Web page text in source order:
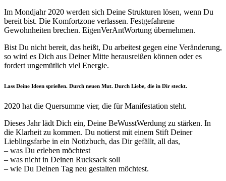
Im Mondjahr 2020 werden sich Deine Strukturen lösen, wenn Du
bereit bist. Die Komfortzone verlassen. Festgefahrene
Gewohnheiten brechen. EigenVerAntWortung übernehmen.
Bist Du nicht bereit, das heißt, Du arbeitest gegen eine Veränderung,
so wird es Dich aus Deiner Mitte herausreißen können oder es
fordert ungemütlich viel Energie.
Lass Deine Ideen sprießen. Durch neuen Mut. Durch Liebe, die in Dir steckt.
2020 hat die Quersumme vier, die für Manifestation steht.
Dieses Jahr lädt Dich ein, Deine BeWusstWerdung zu stärken. In
die Klarheit zu kommen. Du notierst mit einem Stift Deiner
Lieblingsfarbe in ein Notizbuch, das Dir gefällt, all das,
– was Du erleben möchtest
– was nicht in Deinen Rucksack soll
– wie Du Deinen Tag neu gestalten möchtest.